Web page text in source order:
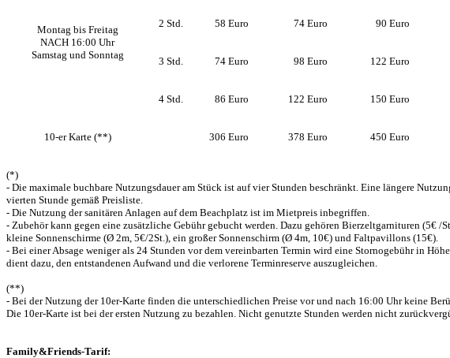
Montag bis Freitag
NACH 16:00 Uhr
Samstag und Sonntag
2 Std. 58 Euro 74 Euro 90 Euro
3 Std. 74 Euro 98 Euro 122 Euro
4 Std. 86 Euro 122 Euro 150 Euro
10-er Karte (**) 306 Euro 378 Euro 450 Euro
(*)
- Die maximale buchbare Nutzungsdauer am Stück ist auf vier Stunden beschränkt. Eine längere
vierten Stunde gemäß Preisliste.
- Die Nutzung der sanitären Anlagen auf dem Beachplatz ist im Mietpreis inbegriffen.
- Zubehör kann gegen eine zusätzliche Gebühr gebucht werden. Dazu gehören Bierzeltgarnituren
kleine Sonnenschirme (Ø 2m, 5€/2St.), ein großer Sonnenschirm (Ø 4m, 10€) und Faltpavillons (15€).
- Bei einer Absage weniger als 24 Stunden vor dem vereinbarten Termin wird eine Stornogebühr in
dient dazu, den entstandenen Aufwand und die verlorene Terminreserve auszugleichen.
(**)
- Bei der Nutzung der 10er-Karte finden die unterschiedlichen Preise vor und nach 16:00 Uhr keine
Die 10er-Karte ist bei der ersten Nutzung zu bezahlen. Nicht genutzte Stunden werden nicht
Family&Friends-Tarif: